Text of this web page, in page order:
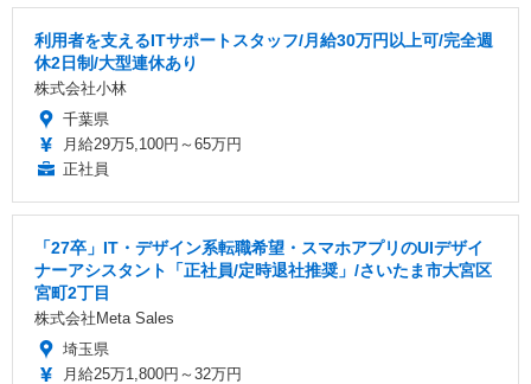
利用者を支えるITサポートスタッフ/月給30万円以上可/完全週
休2日制/大型連休あり
株式会社小林
千葉県
月給29万5,100円～65万円
正社員
「27卒」IT・デザイン系転職希望・スマホアプリのUIデザイ
ナーアシスタント「正社員/定時退社推奨」/さいたま市大宮区
宮町2丁目
株式会社Meta Sales
埼玉県
月給25万1,800円～32万円